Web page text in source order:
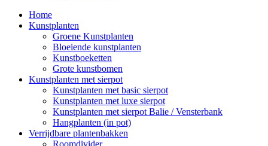
Home
Kunstplanten
Groene Kunstplanten
Bloeiende kunstplanten
Kunstboeketten
Grote kunstbomen
Kunstplanten met sierpot
Kunstplanten met basic sierpot
Kunstplanten met luxe sierpot
Kunstplanten met sierpot Balie / Vensterbank
Hangplanten (in pot)
Verrijdbare plantenbakken
Roomdivider